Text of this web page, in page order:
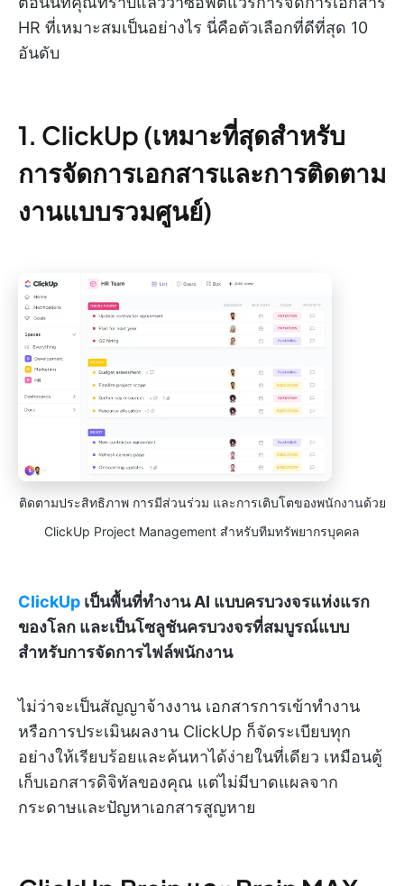
HR ที่เหมาะสมเป็นอย่างไร นี่คือตัวเลือกที่ดีที่สุด 10
อันดับ
1. ClickUp (เหมาะที่สุดสำหรับ
การจัดการเอกสารและการติดตาม
งานแบบรวมศูนย์)
ติดตามประสิทธิภาพ การมีส่วนร่วม และการเติบโตของพนักงานด้วย
ClickUp Project Management สำหรับทีมทรัพยากรบุคคล
ClickUp เป็นพื้นที่ทำงาน AI แบบครบวงจรแห่งแรก
ของโลก และเป็นโซลูชันครบวงจรที่สมบูรณ์แบบ
สำหรับการจัดการไฟล์พนักงาน
ไม่ว่าจะเป็นสัญญาจ้างงาน เอกสารการเข้าทำงาน
หรือการประเมินผลงาน ClickUp ก็จัดระเบียบทุก
อย่างให้เรียบร้อยและค้นหาได้ง่ายในที่เดียว เหมือนตู้
เก็บเอกสารดิจิทัลของคุณ แต่ไม่มีบาดแผลจาก
กระดาษและปัญหาเอกสารสูญหาย